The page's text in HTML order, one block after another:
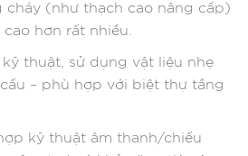
cháy (như thạch cao nâng cấp)
hơn rất nhiều.
thuật, sử dụng vật liệu nhẹ
– phù hợp với biệt thự tầng
kỹ thuật âm thanh/chiếu